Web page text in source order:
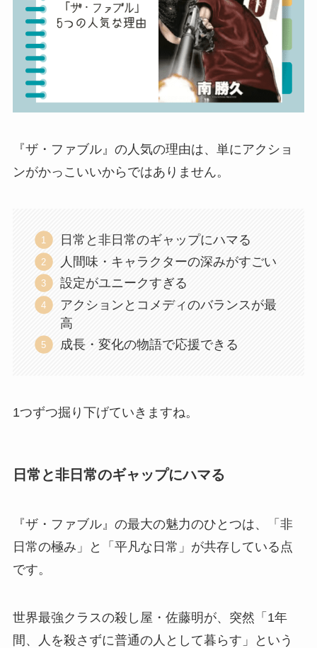
『ザ・ファブル』の人気の理由は、単にアクショ
ンがかっこいいからではありません。
日常と非日常のギャップにハマる
人間味・キャラクターの深みがすごい
設定がユニークすぎる
アクションとコメディのバランスが最
高
成長・変化の物語で応援できる
1つずつ掘り下げていきますね。
日常と非日常のギャップにハマる
『ザ・ファブル』の最大の魅力のひとつは、「非
日常の極み」と「平凡な日常」が共存している点
です。
世界最強クラスの殺し屋・佐藤明が、突然「1年
間、人を殺さずに普通の人として暮らす」という